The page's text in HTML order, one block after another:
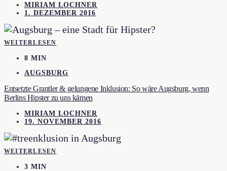
MIRIAM LOCHNER
1. DEZEMBER 2016
WEITERLESEN
8 MIN
AUGSBURG
Entsetzte Grantler & gelungene Inklusion: So wäre Augsburg, wenn
Berlins Hipster zu uns kämen
MIRIAM LOCHNER
19. NOVEMBER 2016
WEITERLESEN
3 MIN